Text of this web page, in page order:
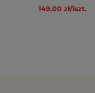
149,00 zł/1szt.